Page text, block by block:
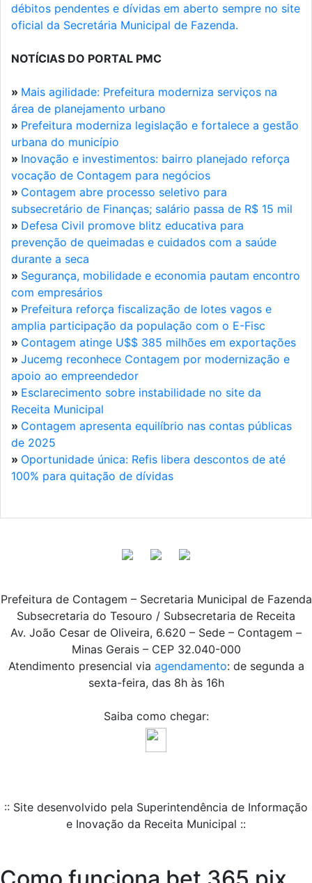
débitos pendentes e dívidas em aberto sempre no site
oficial da Secretária Municipal de Fazenda.
NOTÍCIAS DO PORTAL PMC
» Mais agilidade: Prefeitura moderniza serviços na
área de planejamento urbano
» Prefeitura moderniza legislação e fortalece a gestão
urbana do município
» Inovação e investimentos: bairro planejado reforça
vocação de Contagem para negócios
» Contagem abre processo seletivo para
subsecretário de Finanças; salário passa de R$ 15 mil
» Defesa Civil promove blitz educativa para
prevenção de queimadas e cuidados com a saúde
durante a seca
» Segurança, mobilidade e economia pautam encontro
com empresários
» Prefeitura reforça fiscalização de lotes vagos e
amplia participação da população com o E-Fisc
» Contagem atinge U$$ 385 milhões em exportações
» Jucemg reconhece Contagem por modernização e
apoio ao empreendedor
» Esclarecimento sobre instabilidade no site da
Receita Municipal
» Contagem apresenta equilíbrio nas contas públicas
de 2025
» Oportunidade única: Refis libera descontos de até
100% para quitação de dívidas
Prefeitura de Contagem – Secretaria Municipal de Fazenda
Subsecretaria do Tesouro / Subsecretaria de Receita
Av. João Cesar de Oliveira, 6.620 – Sede – Contagem –
Minas Gerais – CEP 32.040-000
Atendimento presencial via agendamento: de segunda a
sexta-feira, das 8h às 16h
Saiba como chegar:
:: Site desenvolvido pela Superintendência de Informação
e Inovação da Receita Municipal ::